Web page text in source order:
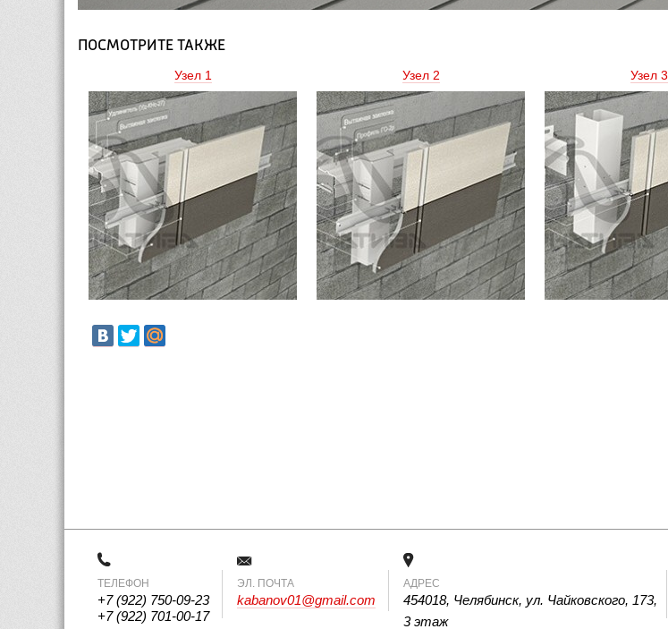
ПОСМОТРИТЕ ТАКЖЕ
Узел 1 Узел 2 Узел 3
ТЕЛЕФОН
+7 (922) 750-09-23
+7 (922) 701-00-17
ЭЛ. ПОЧТА
kabanov01@gmail.com
АДРЕС
454018, Челябинск, ул. Чайковского, 173,
3 этаж